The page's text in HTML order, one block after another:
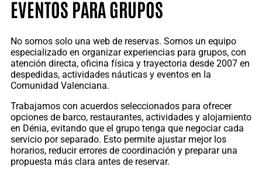
EVENTOS PARA GRUPOS
No somos solo una web de reservas. Somos un equipo
especializado en organizar experiencias para grupos, con
atención directa, oficina física y trayectoria desde 2007 en
despedidas, actividades náuticas y eventos en la
Comunidad Valenciana.
Trabajamos con acuerdos seleccionados para ofrecer
opciones de barco, restaurantes, actividades y alojamiento
en Dénia, evitando que el grupo tenga que negociar cada
servicio por separado. Esto permite ajustar mejor los
horarios, reducir errores de coordinación y preparar una
propuesta más clara antes de reservar.